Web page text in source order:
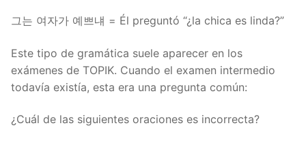
그는 여자가 예쁘냬 = Él preguntó “¿la chica es linda?”
Este tipo de gramática suele aparecer en los
exámenes de TOPIK. Cuando el examen intermedio
todavía existía, esta era una pregunta común:
¿Cuál de las siguientes oraciones es incorrecta?